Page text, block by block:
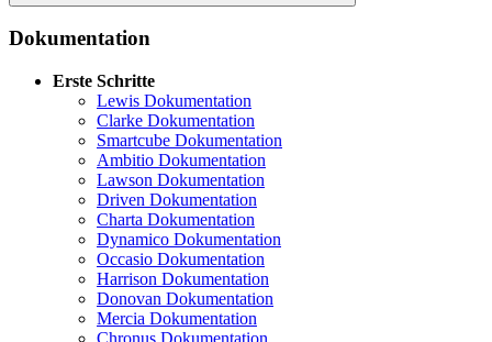
Suche
Dokumentation
Erste Schritte
Lewis Dokumentation
Clarke Dokumentation
Smartcube Dokumentation
Ambitio Dokumentation
Lawson Dokumentation
Driven Dokumentation
Charta Dokumentation
Dynamico Dokumentation
Occasio Dokumentation
Harrison Dokumentation
Donovan Dokumentation
Mercia Dokumentation
Chronus Dokumentation